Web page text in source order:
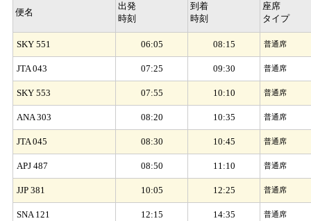
便名
出発
時刻
到着
時刻
座席
タイプ
SKY 551 06:05 08:15 普通席
JTA 043 07:25 09:30 普通席
SKY 553 07:55 10:10 普通席
ANA 303 08:20 10:35 普通席
JTA 045 08:30 10:45 普通席
APJ 487 08:50 11:10 普通席
JJP 381 10:05 12:25 普通席
SNA 121 12:15 14:35 普通席